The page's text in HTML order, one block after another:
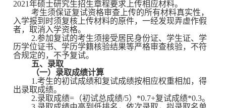
2021年硕士研究生招生章程要求上传相应材料。
考生须保证复试资格审查上传的所有材料真实性，
入学报到时须复核上传材料的原件，一经发现弄虚作假
者，取消入学资格。
2.参加复试的考生须接受居民身份证、学生证、学
历学位证书、学历学籍核验结果等严格审查核验，不符
合规定的，不予复试。
五、录取
（一）录取成绩计算
1.考生的初试成绩和复试成绩按相应权重相加，得
出录取成绩。
2.录取成绩=（初试总成绩/5）*0.7+复试成绩*0.3。